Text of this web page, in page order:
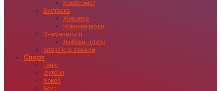
Компромат
Виставка
Живопис
Новинки моди
Знаменитості
Любовні історії
Інтервʼю із зірками
Спорт
Теніс
Футбол
Хокей
Бокс